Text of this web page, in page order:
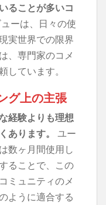
ることが多いコ
ーは、日々の使
実世界での限界
、専門家のコメ
しています。
グ上の主張
経験よりも理想
あります。
ユー
数ヶ月間使用し
ることで、この
ミュニティのメ
ように適合する